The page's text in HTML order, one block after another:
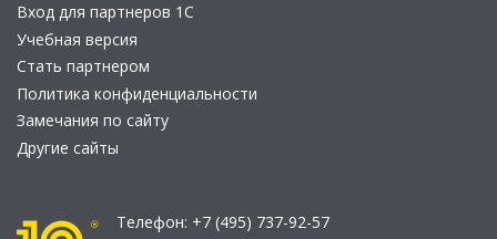
Вход для партнеров 1С
Учебная версия
Стать партнером
Политика конфиденциальности
Замечания по сайту
Другие сайты
Телефон: +7 (495) 737-92-57